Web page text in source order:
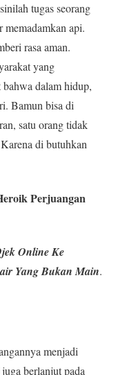
tugas seorang
memadamkan api.
rasa aman.
yang
dalam hidup,
Bamun bisa di
satu orang tidak
di butuhkan
Perjuangan
Online Ke
Yang Bukan Main.
menjadi
berlanjut pada